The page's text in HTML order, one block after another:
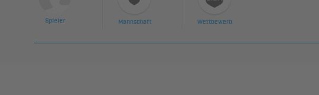
Spieler Mannschaft Wettbewerb